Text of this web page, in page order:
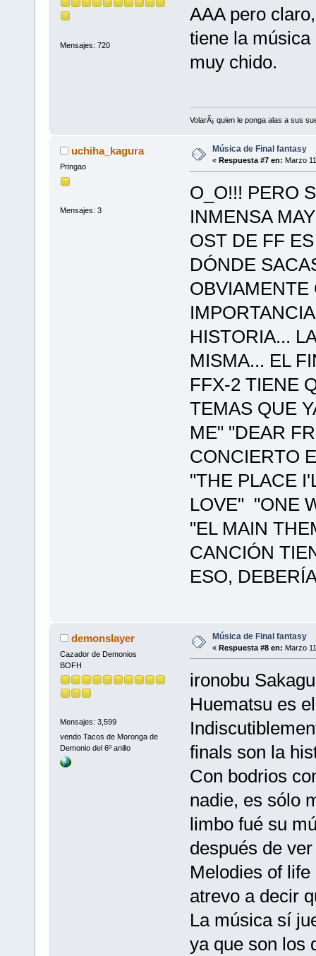
Mensajes: 720
AAA pero
tiene la
muy chido.
VolarÃ¡ quien le ponga alas a sus
uchiha_kagura
Pringao
Mensajes: 3
Música de Final fantasy
« Respuesta #7 en: Marzo
O_O!!! PERO
INMENSA
OST DE FF
DÓNDE
OBVIAMENTE
HISTORIA...
MISMA... EL
FFX-2 TIENE
TEMAS QUE
ME" "DEAR
CONCIERTO
"THE PLACE
LOVE" "ONE
"EL MAIN
CANCIÓN
ESO,
demonslayer
Cazador de Demonios
BOFH
Mensajes: 3,599
vendo Tacos de Moronga de
Demonio del 6º anillo
Música de Final fantasy
« Respuesta #8 en: Marzo
ironobu
Huematsu es
finals son la
Con bodrios
nadie, es sólo
limbo fué su
después de
Melodies of
atrevo a decir
La música sí
ya que son los